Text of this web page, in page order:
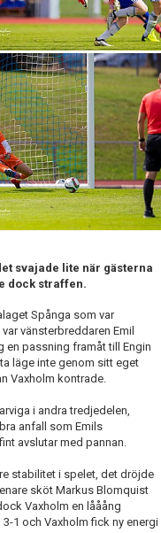
svajade lite när gästerna
dock straffen.
Spånga som var
vänsterbreddaren Emil
en passning framåt till Engin
läge inte genom sitt eget
Vaxholm kontrade.
i andra tredjedelen,
anfall som Emils
avslutar med pannan.
stabilitet i spelet, det dröjde
sköt Markus Blomquist
Vaxholm en lååång
1 och Vaxholm fick ny energi